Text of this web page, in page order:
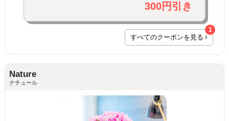
300円引き
すべてのクーポンを見る
1
Nature
ナチュール